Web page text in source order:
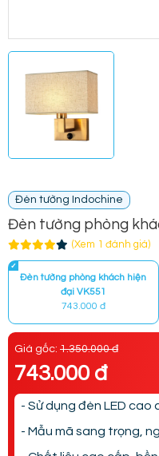
Đèn tường Indochine
Đèn tường phòng
(Xem 1 đánh giá)
Đèn tường phòng khách hiện
đại VK551
743.000 đ
Giá gốc: 1.350.000 đ
743.000 đ
- Sử dụng đèn LED cao
- Mẫu mã sang trọng,